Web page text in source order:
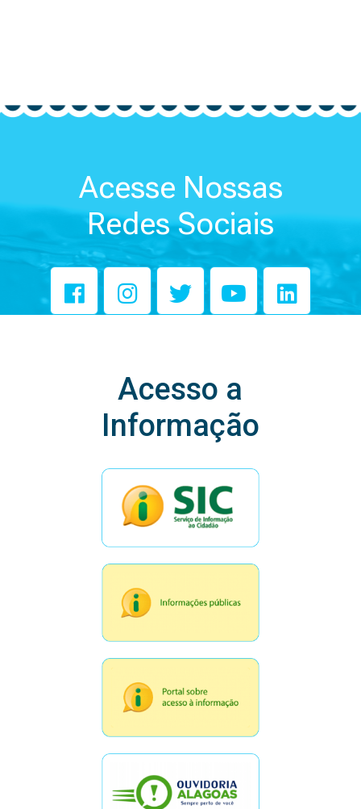
Acesse Nossas
Redes Sociais
Acesso a
Informação